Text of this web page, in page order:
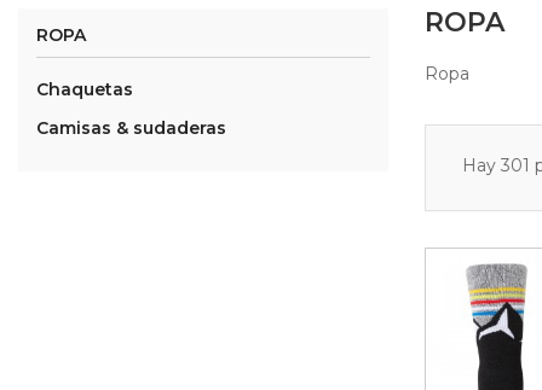
ROPA
Chaquetas
Camisas & sudaderas
ROPA
Ropa
Hay 301